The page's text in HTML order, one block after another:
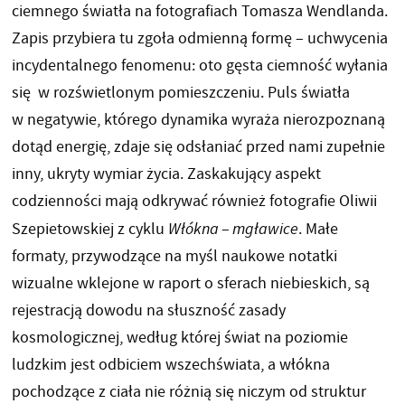
ciemnego światła na fotografiach Tomasza Wendlanda.
Zapis przybiera tu zgoła odmienną formę – uchwycenia
incydentalnego fenomenu: oto gęsta ciemność wyłania
się w rozświetlonym pomieszczeniu. Puls światła
w negatywie, którego dynamika wyraża nierozpoznaną
dotąd energię, zdaje się odsłaniać przed nami zupełnie
inny, ukryty wymiar życia. Zaskakujący aspekt
codzienności mają odkrywać również fotografie Oliwii
Szepietowskiej z cyklu Włókna–mgławice. Małe
formaty, przywodzące na myśl naukowe notatki
wizualne wklejone w raport o sferach niebieskich, są
rejestracją dowodu na słuszność zasady
kosmologicznej, według której świat na poziomie
ludzkim jest odbiciem wszechświata, a włókna
pochodzące z ciała nie różnią się niczym od struktur